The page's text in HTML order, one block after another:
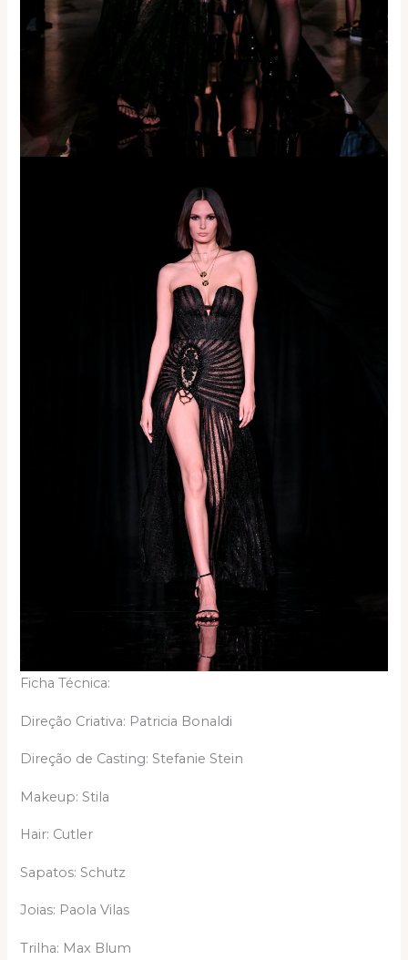
Ficha Técnica:
Direção Criativa: Patricia Bonaldi
Direção de Casting: Stefanie Stein
Makeup: Stila
Hair: Cutler
Sapatos: Schutz
Joias: Paola Vilas
Trilha: Max Blum